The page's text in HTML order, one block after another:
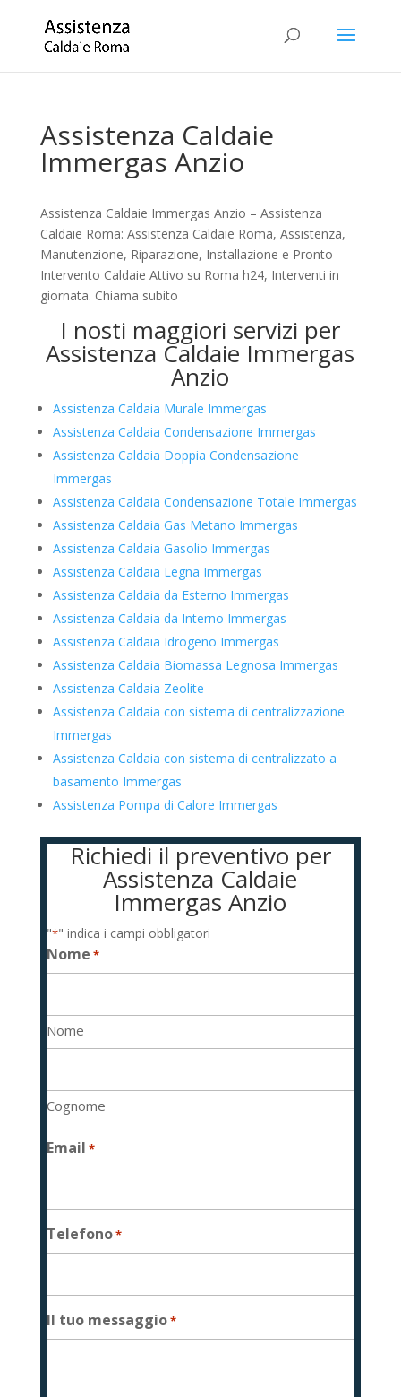
Assistenza Caldaie
Immergas Anzio
Assistenza Caldaie Immergas Anzio – Assistenza
Caldaie Roma: Assistenza Caldaie Roma, Assistenza,
Manutenzione, Riparazione, Installazione e Pronto
Intervento Caldaie Attivo su Roma h24, Interventi in
giornata. Chiama subito
I nosti maggiori servizi per
Assistenza Caldaie Immergas
Anzio
Assistenza Caldaia Murale Immergas
Assistenza Caldaia Condensazione Immergas
Assistenza Caldaia Doppia Condensazione
Immergas
Assistenza Caldaia Condensazione Totale Immergas
Assistenza Caldaia Gas Metano Immergas
Assistenza Caldaia Gasolio Immergas
Assistenza Caldaia Legna Immergas
Assistenza Caldaia da Esterno Immergas
Assistenza Caldaia da Interno Immergas
Assistenza Caldaia Idrogeno Immergas
Assistenza Caldaia Biomassa Legnosa Immergas
Assistenza Caldaia Zeolite
Assistenza Caldaia con sistema di centralizzazione
Immergas
Assistenza Caldaia con sistema di centralizzato a
basamento Immergas
Assistenza Pompa di Calore Immergas
Richiedi il preventivo per
Assistenza Caldaie
Immergas Anzio
"*" indica i campi obbligatori
Nome *
Nome
Cognome
Email *
Telefono*
Il tuo messaggio*